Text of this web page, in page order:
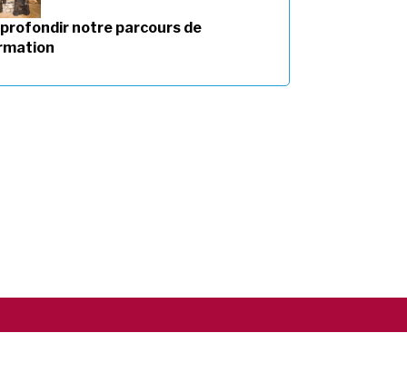
notre parcours de